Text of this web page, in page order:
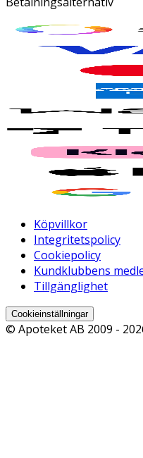
Köpvillkor
Integritetspolicy
Cookiepolicy
Kundklubbens
Tillgänglighet
Cookieinställningar
© Apoteket AB 2009 -